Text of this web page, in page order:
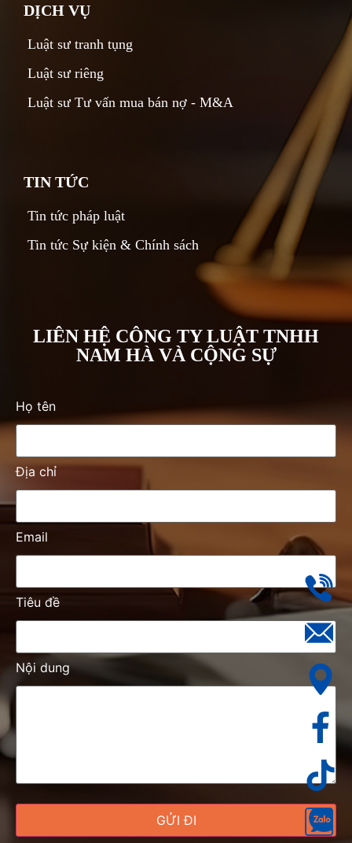
DỊCH VỤ
Luật sư tranh tụng
Luật sư riêng
Luật sư Tư vấn mua bán nợ - M&A
TIN TỨC
Tin tức pháp luật
Tin tức Sự kiện & Chính sách
LIÊN HỆ CÔNG TY LUẬT TNHH
NAM HÀ VÀ CỘNG SỰ
Họ tên
Địa chỉ
Email
Tiêu đề
Nội dung